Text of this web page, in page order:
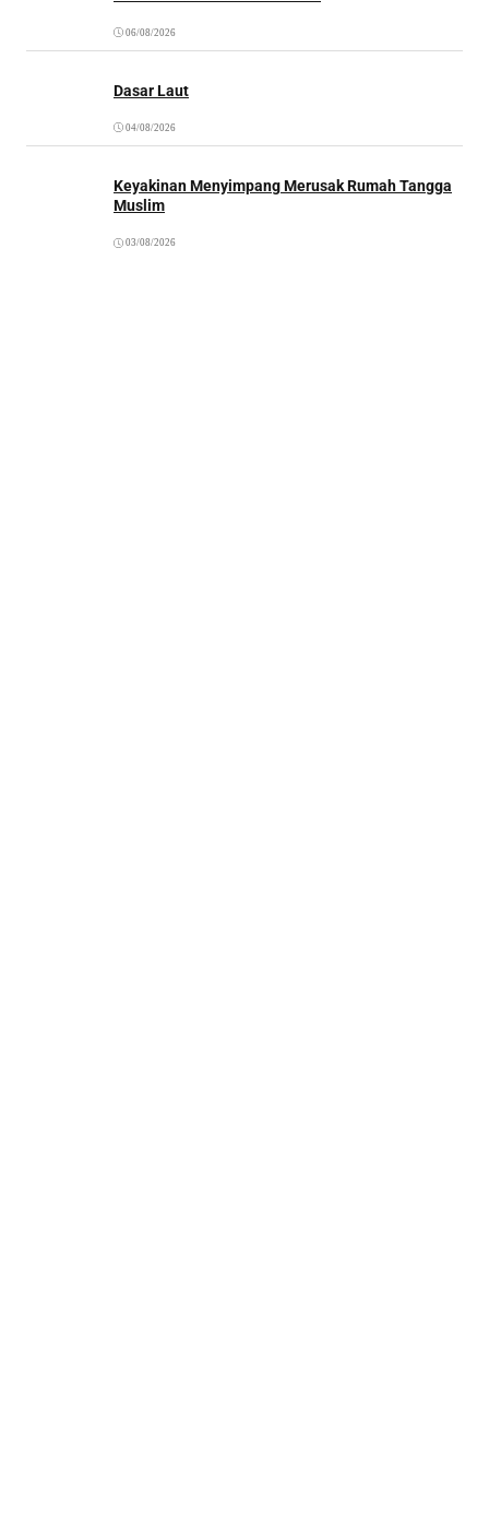
06/08/2026
Dasar Laut
04/08/2026
Keyakinan Menyimpang Merusak Rumah Tangga
Muslim
03/08/2026